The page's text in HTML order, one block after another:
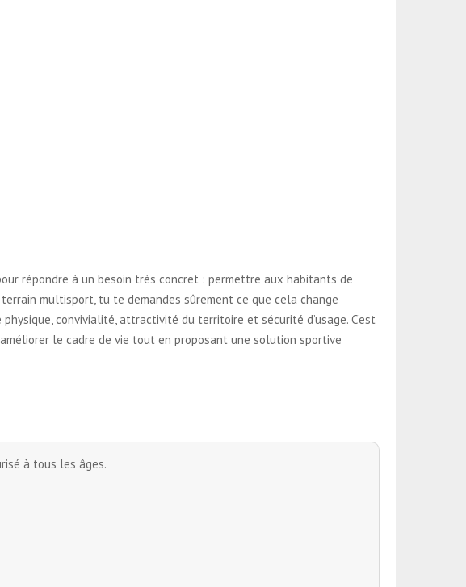
répondre à un besoin très concret : permettre aux habitants de
multisport, tu te demandes sûrement ce que cela change
convivialité, attractivité du territoire et sécurité d’usage. C’est
le cadre de vie tout en proposant une solution sportive
à tous les âges.